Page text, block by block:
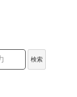
検索